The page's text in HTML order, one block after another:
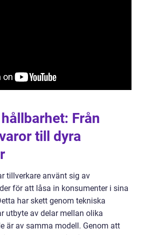
Från
till dyra
tillverkare använt sig av
för att låsa in konsumenter i sina
har skett genom tekniska
utbyte av delar mellan olika
är av samma modell. Genom att